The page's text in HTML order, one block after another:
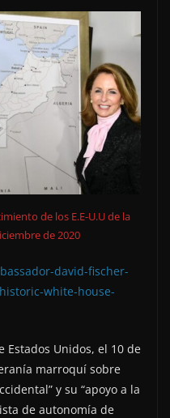
de los E.E-U.U de la
de 2020
david-fischer-
white-house-
Estados Unidos, el 10 de
marroquí sobre
y su “apoyo a la
de autonomía de